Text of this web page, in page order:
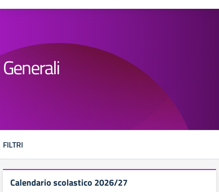
Generali
FILTRI
Calendario scolastico 2026/27